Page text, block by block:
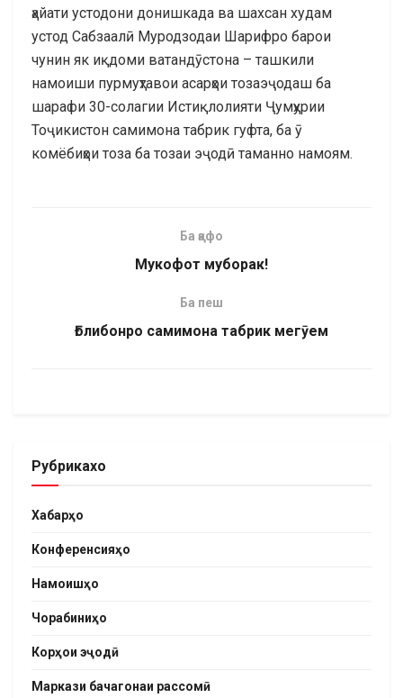
ҳайати устодони донишкада ва шахсан худам
устод Сабзаалӣ Муродзодаи Шарифро барои
чунин як иқдоми ватандӯстона – ташкили
намоиши пурмуҳтавои асарҳои тозаэҷодаш ба
шарафи 30-солагии Истиқлолияти Ҷумҳурии
Тоҷикистон самимона табрик гуфта, ба ӯ
комёбиҳои тоза ба тозаи эҷодӣ таманно намоям.
Ба қафо
Мукофот муборак!
Ба пеш
Ғолибонро самимона табрик мегӯем
Рубрикахо
Хабарҳо
Конференсияҳо
Намоишҳо
Чорабиниҳо
Корҳои эҷодӣ
Маркази бачагонаи рассомӣ